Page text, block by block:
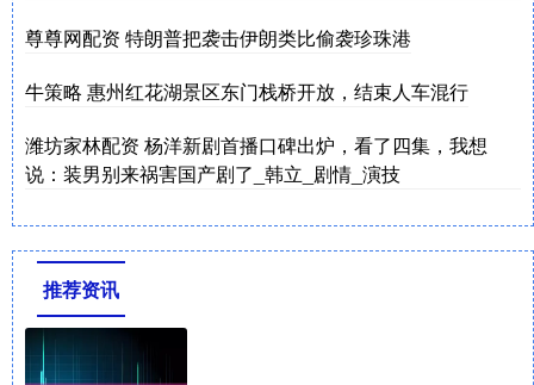
尊尊网配资 特朗普把袭击伊朗类比偷袭珍珠港
牛策略 惠州红花湖景区东门栈桥开放，结束人车混行
潍坊家林配资 杨洋新剧首播口碑出炉，看了四集，我想
说：装男别来祸害国产剧了_韩立_剧情_演技
推荐资讯